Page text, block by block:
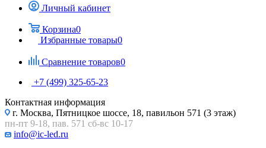
Личный кабинет
Корзина0
Избранные товары0
Сравнение товаров0
+7 (499) 325-65-23
Контактная информация
г. Москва, Пятницкое шоссе, 18, павильон 571 (3 этаж)
пн-пт 9-18, пав. 571 сб-вс 10-17
info@ic-led.ru